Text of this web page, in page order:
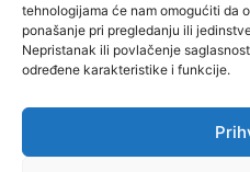
tehnologijama će nam omogućiti da
ponašanje pri pregledanju ili
Nepristanak ili povlačenje
određene karakteristike i funkcije.